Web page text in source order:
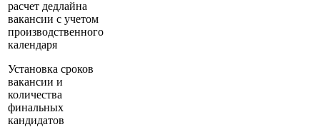
расчет дедлайна
вакансии с учетом
производственного
календаря
Установка сроков
вакансии и
количества
финальных
кандидатов